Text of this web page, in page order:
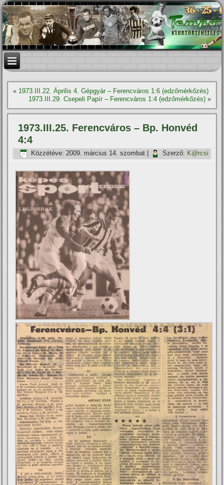
« 1973.III.22. Április 4. Gépgyár – Ferencváros 1:6 (edzőmérkőzés)
1973.III.29. Csepeli Papír – Ferencváros 1:4 (edzőmérkőzés)»
1973.III.25. Ferencváros – Bp. Honvéd
4:4
Közzétéve: 2009. március 14. szombat Szerző: K@rcsi